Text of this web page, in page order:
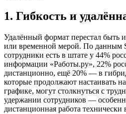
1. Гибкость и
Удалённый формат перестал быть
или временной мерой. По данным
сотрудники есть в штате у 44%
информации «Работы.ру», 22%
дистанционно, ещё 20% — в
которые продолжают настаивать
графике, могут столкнуться с
удержании сотрудников —
дистанционная работа технически